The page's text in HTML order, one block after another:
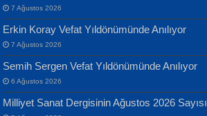
EKREM KARABABA
Yaralı Şiir...
İsmail Aydos
İnkisar...
7 Ağustos 2026
Erkin Koray Vefat Yıldönümünde Anılıyor
7 Ağustos 2026
Semih Sergen Vefat Yıldönümünde Anılıyor
6 Ağustos 2026
Milliyet Sanat Dergisinin Ağustos 2026 Sayısı